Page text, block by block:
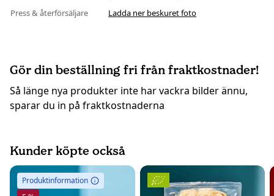
Press & återförsäljare
Ladda ner beskuret foto
Gör din beställning fri från fraktkostnader!
Så länge nya produkter inte har vackra bilder ännu,
sparar du in på fraktkostnaderna
Kunder köpte också
Produktinformation